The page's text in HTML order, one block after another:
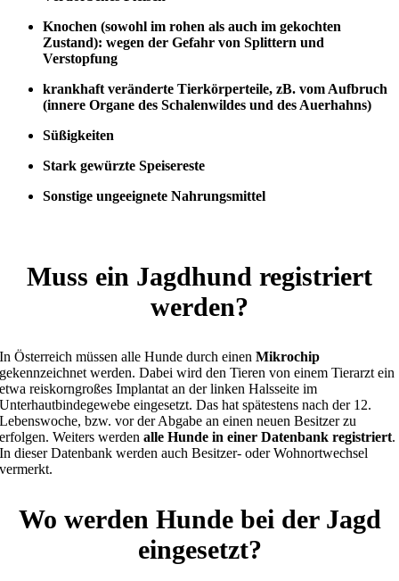
Knochen (sowohl im rohen als auch im gekochten
Zustand): wegen der Gefahr von Splittern und
Verstopfung
krankhaft veränderte Tierkörperteile, zB. vom Aufbruch
(innere Organe des Schalenwildes und des Auerhahns)
Süßigkeiten
Stark gewürzte Speisereste
Sonstige ungeeignete Nahrungsmittel
Muss ein Jagdhund registriert
werden?
In Österreich müssen alle Hunde durch einenMikrochip
gekennzeichnet werden. Dabei wird den Tieren von einem Tierarzt ein
etwa reiskorngroßes Implantat an der linken Halsseite im
Unterhautbindegewebe eingesetzt. Das hat spätestens nach der 12.
Lebenswoche, bzw. vor der Abgabe an einen neuen Besitzer zu
erfolgen. Weiters werdenalle Hunde in einer Datenbank registriert.
In dieser Datenbank werden auch Besitzer- oder Wohnortwechsel
vermerkt.
Wo werden Hunde bei der Jagd
eingesetzt?